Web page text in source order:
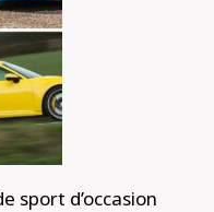
sport d’occasion